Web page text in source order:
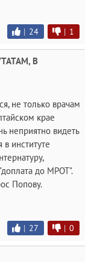
| 24 | 1
В
не только врачам
крае
неприятно видеть
в институте
до МРОТ".
Попову.
| 27 | 0